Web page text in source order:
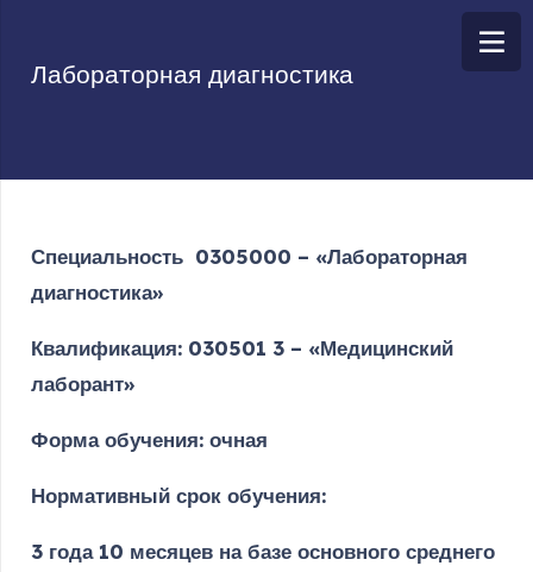
Лабораторная диагностика
Специальность 0305000 – «Лабораторная
диагностика»
Квалификация:030501 3 – «Медицинский
лаборант»
Форма обучения:очная
Нормативный срок обучения:
3 года 10 месяцев на базе основного среднего